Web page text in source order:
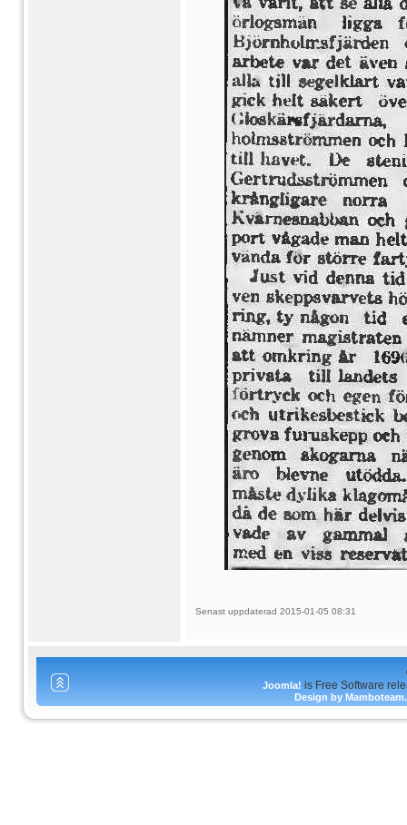
Senast uppdaterad 2015-01-05 08:31
Joomla! is Free Software
Design by